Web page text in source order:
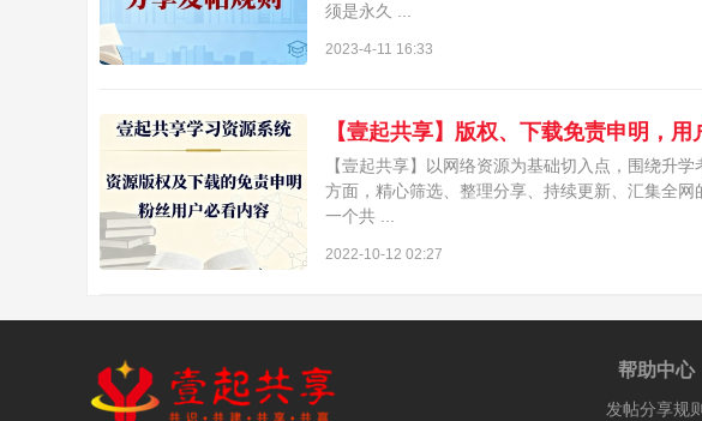
—
须是永久 ...
2023-4-11 16:33
【壹起共享】版权、下载免责申明，用
【壹起共享】以网络资源为基础切入点，围绕升
方面，精心筛选、整理分享、持续更新、汇集全
一个共 ...
2022-10-12 02:27
帮助中心
发帖分享规则